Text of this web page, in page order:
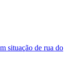
situação de rua do